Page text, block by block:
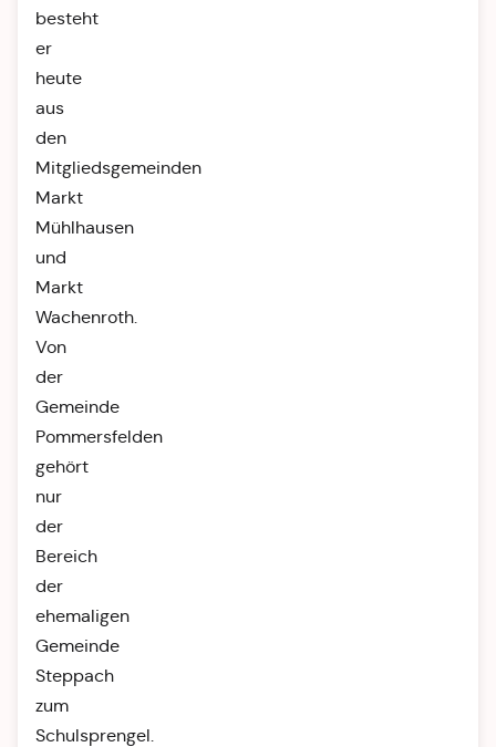
besteht
er
heute
aus
den
Mitgliedsgemeinden
Markt
Mühlhausen
und
Markt
Wachenroth.
Von
der
Gemeinde
Pommersfelden
gehört
nur
der
Bereich
der
ehemaligen
Gemeinde
Steppach
zum
Schulsprengel.